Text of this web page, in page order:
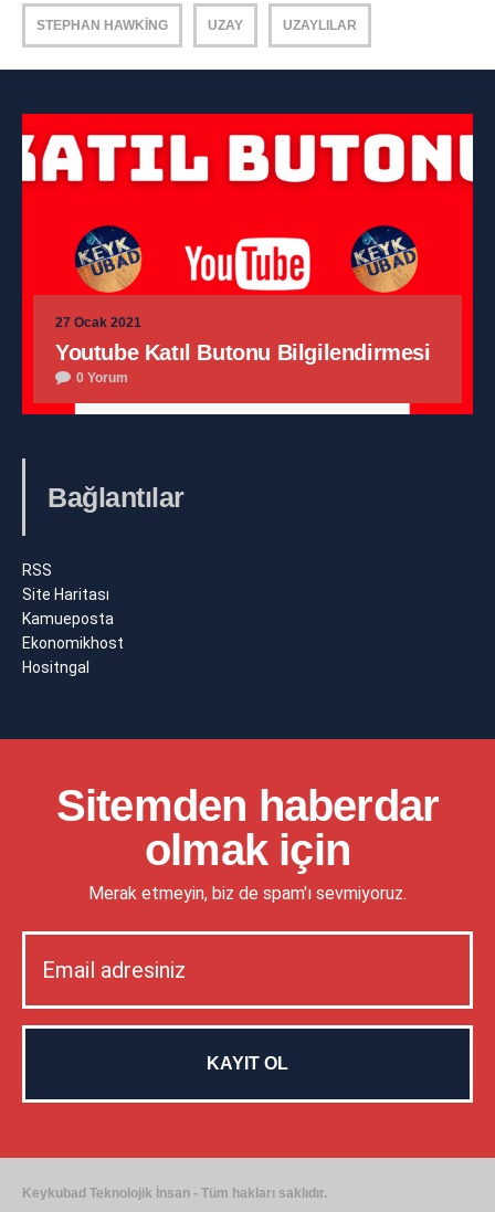
STEPHAN HAWKING UZAY UZAYLILAR
27 Ocak 2021
Youtube Katıl Butonu Bilgilendirmesi
0 Yorum
Bağlantılar
RSS
Site Haritası
Kamueposta
Ekonomikhost
Hositngal
Sitemden haberdar
olmak için
Merak etmeyin, biz de spam'ı sevmiyoruz.
Keykubad Teknolojik İnsan - Tüm hakları saklıdır.